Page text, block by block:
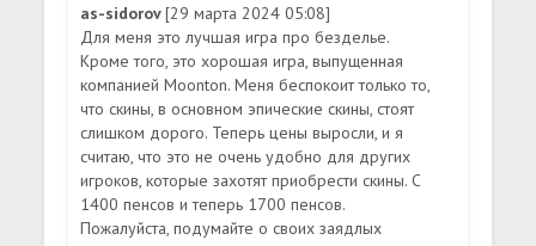
as-sidorov[29 марта 2024 05:08]
Для меня это лучшая игра про безделье.
Кроме того, это хорошая игра, выпущенная
компанией Moonton. Меня беспокоит только то,
что скины, в основном эпические скины, стоят
слишком дорого. Теперь цены выросли, и я
считаю, что это не очень удобно для других
игроков, которые захотят приобрести скины. С
1400 пенсов и теперь 1700 пенсов.
Пожалуйста, подумайте о своих заядлых